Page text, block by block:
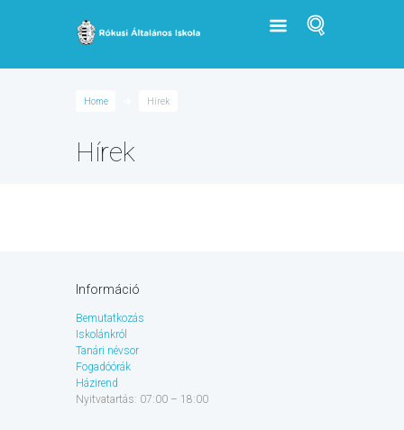
Home Hírek
Hírek
Információ
Bemutatkozás
Iskolánkról
Tanári névsor
Fogadóórák
Házirend
Nyitvatartás: 07:00 – 18:00